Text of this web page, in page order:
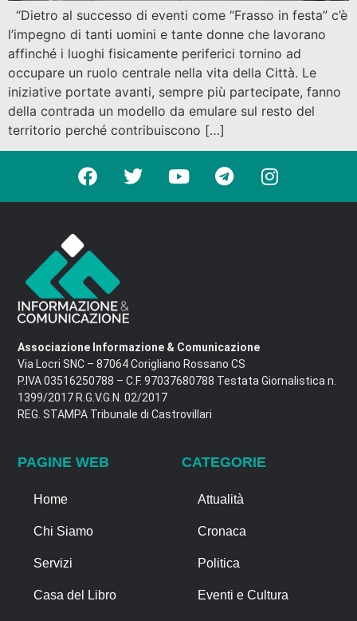
“Dietro al successo di eventi come “Frasso in festa” c’è
l’impegno di tanti uomini e tante donne che lavorano
affinché i luoghi fisicamente periferici tornino ad
occupare un ruolo centrale nella vita della Città. Le
iniziative portate avanti, sempre più partecipate, fanno
della contrada un modello da emulare sul resto del
territorio perché contribuiscono […]
Associazione Informazione & Comunicazione
Via Locri SNC – 87064 Corigliano Rossano CS
P.IVA 03516250788 – C.F. 97037680788 Testata Giornalistica n.
1399/2017 R.G.V.G.N. 02/2017
REG. STAMPA Tribunale di Castrovillari
PAGINE WEB
Home
Chi Siamo
Servizi
Casa del Libro
CATEGORIE
Attualità
Cronaca
Politica
Eventi e Cultura